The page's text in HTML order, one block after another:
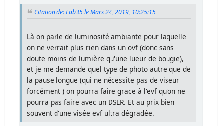
Citation de: Fab35 le Mars 24, 2019, 10:25:15
Là on parle de luminosité ambiante pour laquelle
on ne verrait plus rien dans un ovf (donc sans
doute moins de lumière qu'une lueur de bougie),
et je me demande quel type de photo autre que de
la pause longue (qui ne nécessite pas de viseur
forcément ) on pourra faire grace à l'evf qu'on ne
pourra pas faire avec un DSLR. Et au prix bien
souvent d'une visée evf ultra dégradée.